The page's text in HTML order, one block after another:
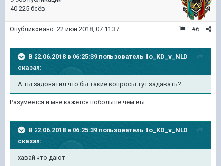
40 225 боёв
#6
Опубликовано: 22 июн 2018, 07:11:37
В 22.06.2018 в 06:25:39 пользователь IIo_KD_v_NLD
сказал:
А ты задонатил что бы такие вопросы тут задавать?
Разумеется и мне кажется побольше чем вы ...
В 22.06.2018 в 06:25:39 пользователь IIo_KD_v_NLD
сказал:
хавай что дают